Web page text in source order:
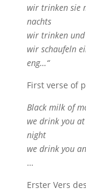
wir trinken sie
nachts
wir trinken
wir schaufeln
eng…“
First verse of
Black milk of
we drink you
night
we drink you
…
Erster Vers